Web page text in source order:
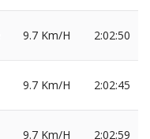
9.7 Km/H 2:02:50
9.7 Km/H 2:02:45
9.7 Km/H 2:02:59